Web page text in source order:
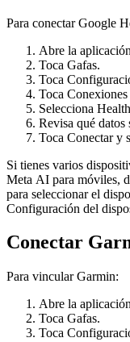
Para conectar Google
Abre la
Toca Gafas.
Toca
Toca
Selecciona
Revisa qué datos
Toca Conectary
Si tienes varios
Meta AI para móviles,
para seleccionar el
Configuración del
Conectar
Para vincular Garmin:
Abre la
Toca Gafas.
Toca